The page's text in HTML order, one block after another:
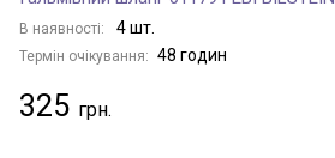
В наявності: 4 шт.
Термін очікування: 48 годин
325